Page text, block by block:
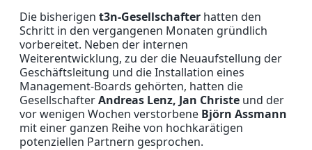
Die bisherigen t3n-Gesellschafter hatten den
Schritt in den vergangenen Monaten gründlich
vorbereitet. Neben der internen
Weiterentwicklung, zu der die Neuaufstellung der
Geschäftsleitung und die Installation eines
Management-Boards gehörten, hatten die
GesellschafterAndreas Lenz, Jan Christe und der
vor wenigen Wochen verstorbene Björn Assmann
mit einer ganzen Reihe von hochkarätigen
potenziellen Partnern gesprochen.